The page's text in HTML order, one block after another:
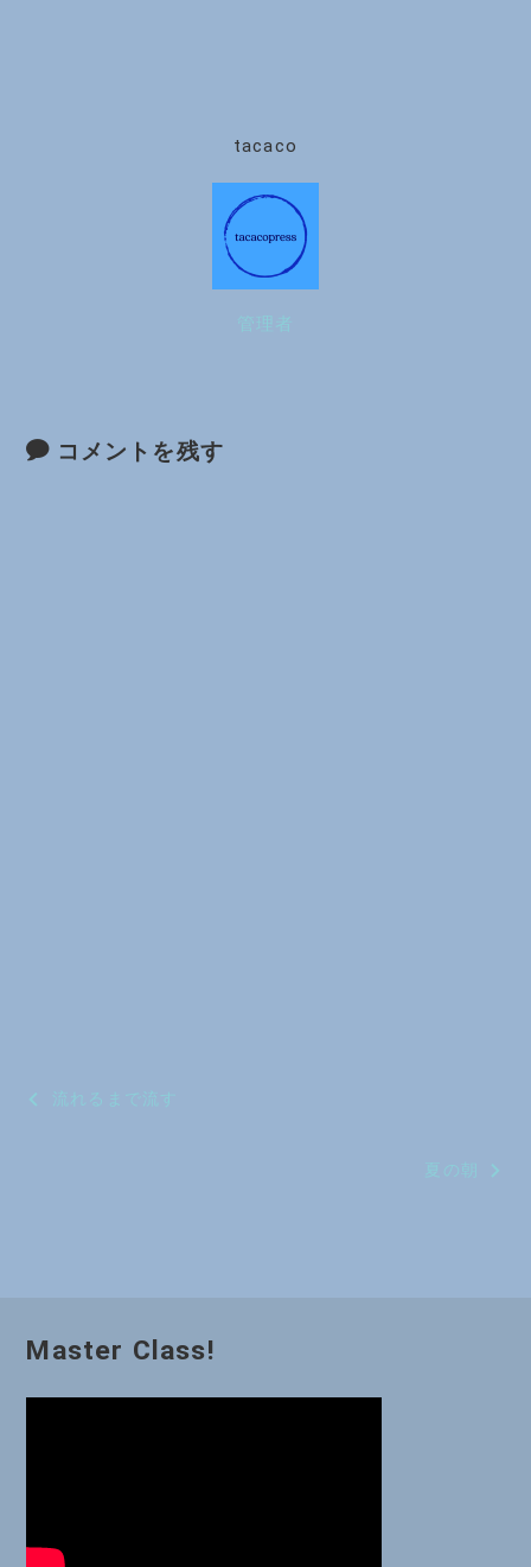
tacaco
管理者
コメントを残す
投
流れるまで流す
夏の朝
Master Class!